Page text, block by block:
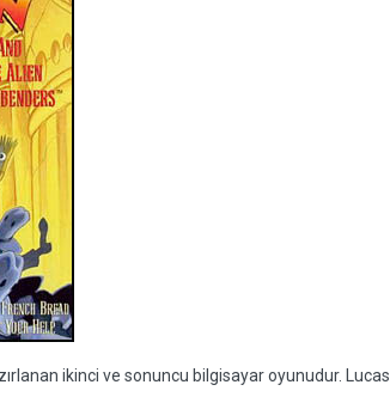
ikinci ve sonuncu bilgisayar oyunudur.